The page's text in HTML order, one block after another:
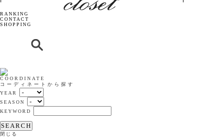
RANKING
CONTACT
SHOPPING
COORDINATE
コーディネートから探す
YEAR
SEASON
KEYWORD
SEARCH
閉じる